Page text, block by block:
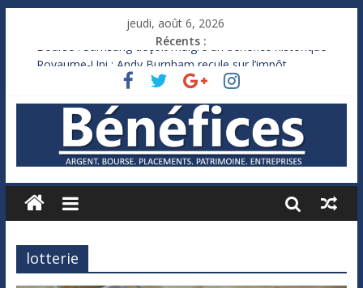
jeudi, août 6, 2026
Récents :
Bourse : Samsung déçoit malgré un bénéfice historique
Royaume-Uni : Andy Burnham recule sur l’impôt
Xavier Niel, le milliardaire qui ne touche presque rien
Ruée des fortunes russes vers l’étranger
France : le logement mis à l’épreuve par la chaleur
lotterie